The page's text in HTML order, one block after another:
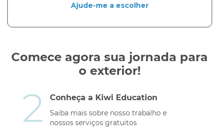
Comece agora sua jornada para
o exterior!
3 Plano de Estudos
Juntos, vamos desenhar um plano de
estudos personalizado que atenda aos